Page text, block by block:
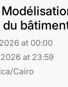
at 00:00
at 23:59
Cairo